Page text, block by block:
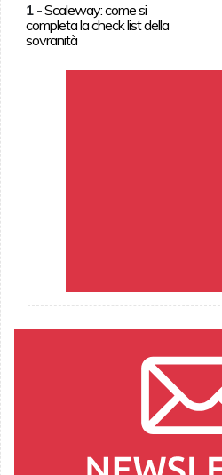
1-Scaleway: come si
completa la check list della
sovranità